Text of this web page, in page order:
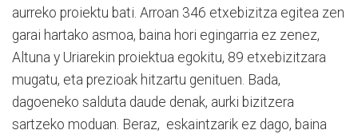
aurreko proiektu bati. Arroan 346 etxebizitza egitea zen
garai hartako asmoa, baina hori egingarria ez zenez,
Altuna y Uriarekin proiektua egokitu, 89 etxebizitzara
mugatu, eta prezioak hitzartu genituen. Bada,
dagoeneko salduta daude denak, aurki bizitzera
sartzeko moduan. Beraz, eskaintzarik ez dago, baina